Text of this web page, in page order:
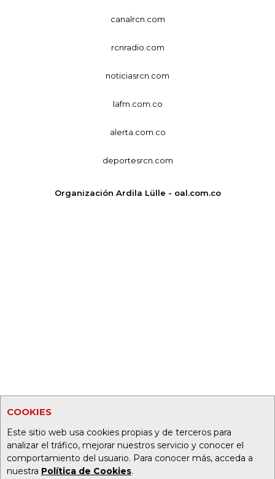
COOKIES
Este sitio web usa cookies propias y de terceros para
analizar el tráfico, mejorar nuestros servicio y conocer el
comportamiento del usuario. Para conocer más, acceda a
nuestra Política de Cookies.
canalrcn.com
rcnradio.com
noticiasrcn.com
lafm.com.co
alerta.com.co
deportesrcn.com
Organización Ardila Lülle - oal.com.co